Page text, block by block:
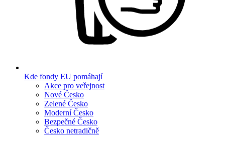
Kde fondy EU pomáhají
Akce pro veřejnost
Nové Česko
Zelené Česko
Moderní Česko
Bezpečné Česko
Česko netradičně